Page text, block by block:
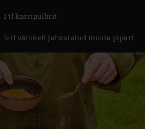
1 tl karripulbrit
½ tl värskelt jahvatatud musta pipart